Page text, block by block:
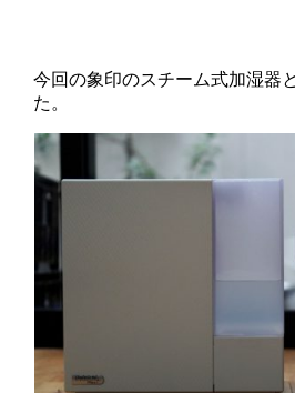
今回の象印のスチーム式加湿器
た。